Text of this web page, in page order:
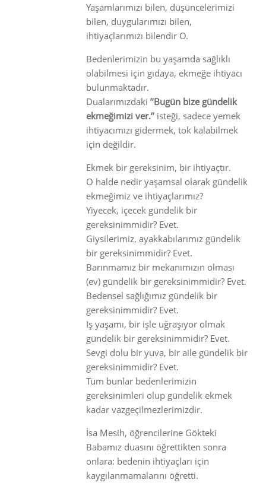
Yaşamlarımızı bilen, düşüncelerimizi
bilen, duygularımızı bilen,
ihtiyaçlarımızı bilendir O.
Bedenlerimizin bu yaşamda sağlıklı
olabilmesi için gıdaya, ekmeğe ihtiyacı
bulunmaktadır.
Dualarımızdaki ’’Bugün bize gündelik
ekmeğimizi ver.’’ isteği, sadece yemek
ihtiyacımızı gidermek, tok kalabilmek
için değildir.
Ekmek bir gereksinim, bir ihtiyaçtır.
O halde nedir yaşamsal olarak gündelik
ekmeğimiz ve ihtiyaçlarımız?
Yiyecek, içecek gündelik bir
gereksinimmidir? Evet.
Giysilerimiz, ayakkabılarımız gündelik
bir gereksinimmidir? Evet.
Barınmamız bir mekanımızın olması
(ev) gündelik bir gereksinimmidir? Evet.
Bedensel sağlığımız gündelik bir
gereksinimmidir? Evet.
Iş yaşamı, bir işle uğraşıyor olmak
gündelik bir gereksinimmidir? Evet.
Sevgi dolu bir yuva, bir aile gündelik bir
gereksinimmidir? Evet.
Tüm bunlar bedenlerimizin
gereksinimleri olup gündelik ekmek
kadar vazgeçilmezlerimizdir.
İsa Mesih, öğrencilerine Gökteki
Babamız duasını öğrettikten sonra
onlara: bedenin ihtiyaçları için
kaygılanmamalarını öğretti.